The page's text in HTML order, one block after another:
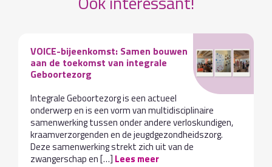
VOICE-bijeenkomst: Samen bouwen
aan de toekomst van integrale
Geboortezorg
Integrale Geboortezorg is een actueel
onderwerp en is een vorm van multidisciplinaire
samenwerking tussen onder andere verloskundigen,
kraamverzorgenden en de jeugdgezondheidszorg.
Deze samenwerking strekt zich uit van de
zwangerschap en […] Lees meer